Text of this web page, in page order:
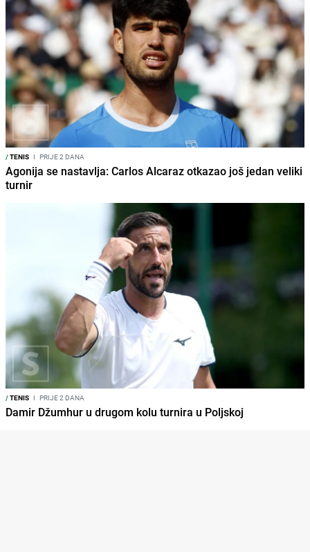
/TENIS I PRIJE 2 DANA
Agonija se nastavlja: Carlos Alcaraz otkazao još jedan veliki
turnir
/TENIS I PRIJE 2 DANA
Damir Džumhur u drugom kolu turnira u Poljskoj